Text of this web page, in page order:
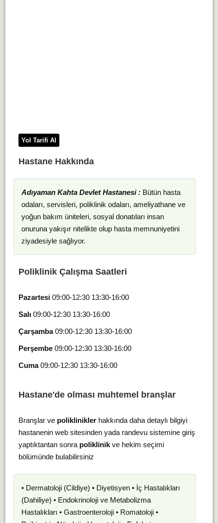
Yol Tarifi Al
Hastane Hakkında
Adıyaman Kahta Devlet Hastanesi : Bütün hasta
odaları, servisleri, poliklinik odaları, ameliyathane ve
yoğun bakım üniteleri, sosyal donatıları insan
onuruna yakışır nitelikte olup hasta memnuniyetini
ziyadesiyle sağlıyor.
Poliklinik Çalışma Saatleri
Pazartesi09:00-12:30 13:30-16:00
Salı09:00-12:30 13:30-16:00
Çarşamba09:00-12:30 13:30-16:00
Perşembe09:00-12:30 13:30-16:00
Cuma09:00-12:30 13:30-16:00
Hastane'de olması muhtemel branşlar
Branşlar ve polikliniklerhakkında daha detaylı bilgiyi
hastanenin web sitesinden yada randevu sistemine giriş
yaptıktantan sonra poliklinikve hekim seçimi
bölümünde bulabilirsiniz
• Dermatoloji (Cildiye) • Diyetisyen • İç Hastalıkları
(Dahiliye) • Endokrinoloji ve Metabolizma
Hastalıkları • Gastroenteroloji • Romatoloji •